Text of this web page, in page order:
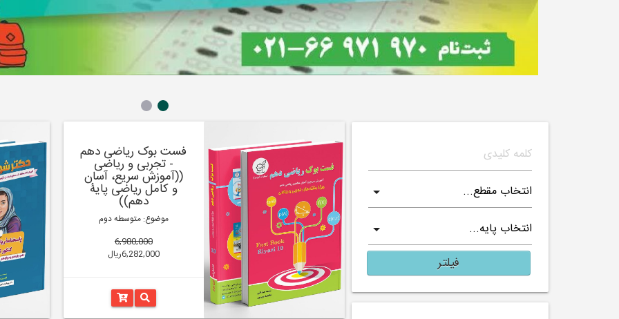
فیلتر
فست بوک ریاضی دهم
- تجربی و ریاضی
((آموزش سریع، آسان
و کامل ریاضی پایۀ
دهم))
موضوع: متوسطه دوم
6,980,000
6,282,000ریال